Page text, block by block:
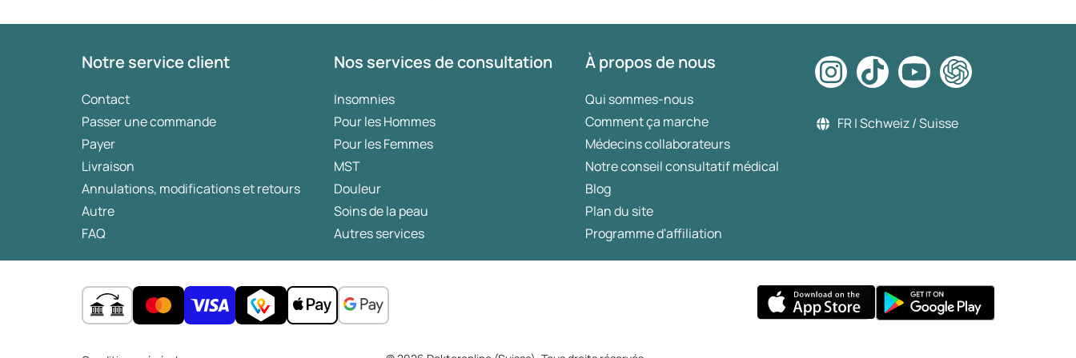
Notre service client
Contact
Passer une commande
Payer
Livraison
Annulations, modifications et retours
Autre
FAQ
Nos services de consultation
Insomnies
Pour les Hommes
Pour les Femmes
MST
Douleur
Soins de la peau
Autres services
À propos de nous
Qui sommes-nous
Comment ça marche
Médecins collaborateurs
Notre conseil consultatif médical
Blog
Plan du site
Programme d'affiliation
FR | Schweiz / Suisse